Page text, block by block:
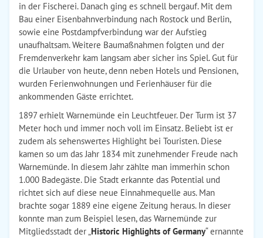
in der Fischerei. Danach ging es schnell bergauf. Mit dem
Bau einer Eisenbahnverbindung nach Rostock und Berlin,
sowie eine Postdampfverbindung war der Aufstieg
unaufhaltsam. Weitere Baumaßnahmen folgten und der
Fremdenverkehr kam langsam aber sicher ins Spiel. Gut für
die Urlauber von heute, denn neben Hotels und Pensionen,
wurden Ferienwohnungen und Ferienhäuser für die
ankommenden Gäste errichtet.
1897 erhielt Warnemünde ein Leuchtfeuer. Der Turm ist 37
Meter hoch und immer noch voll im Einsatz. Beliebt ist er
zudem als sehenswertes Highlight bei Touristen. Diese
kamen so um das Jahr 1834 mit zunehmender Freude nach
Warnemünde. In diesem Jahr zählte man immerhin schon
1.000 Badegäste. Die Stadt erkannte das Potential und
richtet sich auf diese neue Einnahmequelle aus. Man
brachte sogar 1889 eine eigene Zeitung heraus. In dieser
konnte man zum Beispiel lesen, das Warnemünde zur
Mitgliedsstadt der „Historic Highlights of Germany“ ernannte